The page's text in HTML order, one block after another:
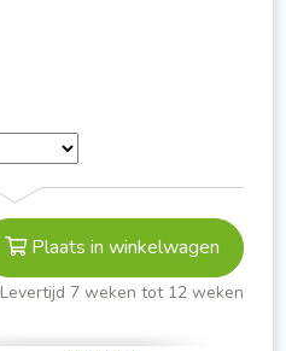
Plaats in winkelwagen
Levertijd 7 weken tot 12 weken